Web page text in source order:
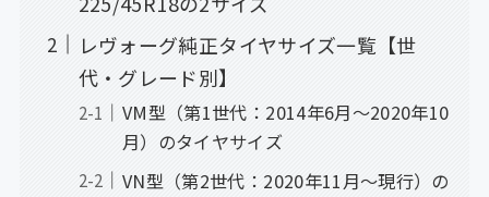
レヴォーグ純正タイヤサイズ一覧【世
代・グレード別】
VM型（第1世代：2014年6月〜2020年10
月）のタイヤサイズ
VN型（第2世代：2020年11月〜現行）の